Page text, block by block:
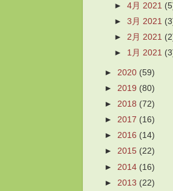
►4月 2021
►3月 2021
► 2月 2021
► 1月 2021
► 2020 (59)
► 2019 (80)
► 2018 (72)
► 2017 (16)
► 2016 (14)
► 2015 (22)
► 2014 (16)
► 2013 (22)